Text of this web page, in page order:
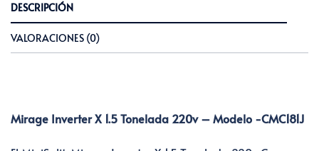
DESCRIPCIÓN
VALORACIONES (0)
Mirage Inverter X 1.5 Tonelada 220v – Modelo -CMC181J